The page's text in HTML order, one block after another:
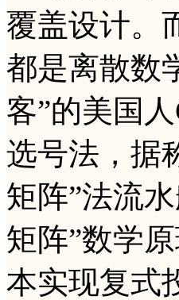
覆盖设计。
都是离散数
客”的美国
选号法，据
矩阵”法流
矩阵”数学
本实现复式